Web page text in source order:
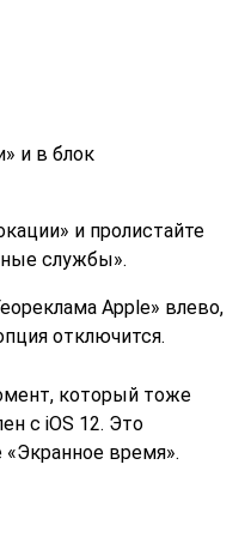
и в блок
и пролистайте
службы».
Apple» влево,
отключится.
который тоже
с iOS 12. Это
«Экранное время».